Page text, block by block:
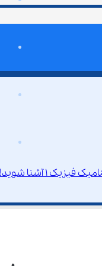
فیزیک ۱ آشنا شوید!